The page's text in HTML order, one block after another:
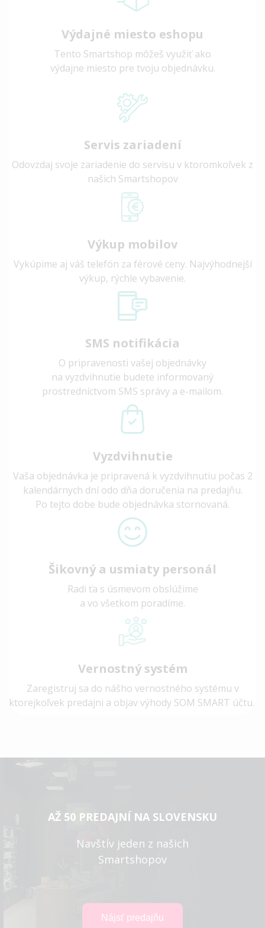
Výdajné miesto eshopu
Tento Smartshop môžeš využiť ako
výdajne miesto pre tvoju objednávku.
Servis zariadení
Odovzdaj svoje zariadenie do servisu v ktoromkoľvek z
našich Smartshopov
Výkup mobilov
Vykúpime aj váš telefón za férové ceny. Najvýhodnejší
výkup, rýchle vybavenie.
SMS notifikácia
O pripravenosti vašej objednávky
na vyzdvihnutie budete informovaný
prostredníctvom SMS správy a e-mailom.
Vyzdvihnutie
Vaša objednávka je pripravená k vyzdvihnutiu počas 2
kalendárnych dní odo dňa doručenia na predajňu.
Po tejto dobe bude objednávka stornovaná.
Šikovný a usmiaty personál
Radi ťa s úsmevom obslúžime
a vo všetkom poradíme.
Vernostný systém
Zaregistruj sa do nášho vernostného systému v
ktorejkoľvek predajni a objav výhody SOM SMART účtu.
AŽ 50 PREDAJNÍ NA SLOVENSKU
Navštív jeden z našich
Smartshopov